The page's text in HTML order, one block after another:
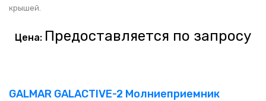
крышей.
Цена: Предоставляется по запросу
GALMAR GALACTIVE-2 Молниеприемник